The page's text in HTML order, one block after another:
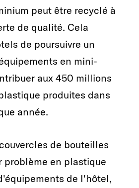
peut être recyclé à
de qualité. Cela
de poursuivre un
en mini-
aux 450 millions
produites dans
année.
de bouteilles
problème en plastique
de l'hôtel,